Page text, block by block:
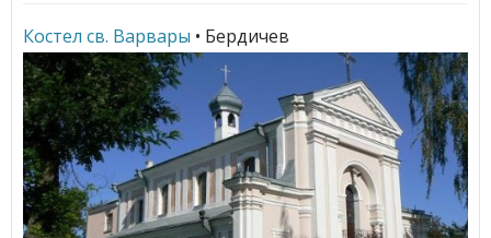
Костел св. Варвары • Бердичев